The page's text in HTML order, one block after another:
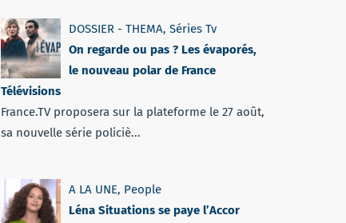
DOSSIER - THEMA, Séries Tv
On regarde ou pas ? Les évaporés,
le nouveau polar de France
Télévisions
France.TV proposera sur la plateforme le 27 août,
sa nouvelle série policiè...
A LA UNE, People
Léna Situations se paye l’Accor